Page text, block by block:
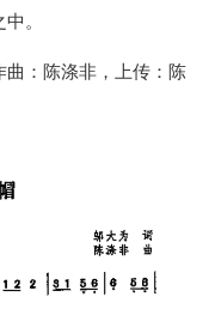
。
曲：陈涤非，上传：陈